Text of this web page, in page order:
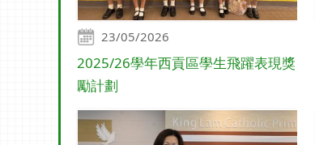
23/05/2026
2025/26學年西貢區學生飛躍表現獎
勵計劃